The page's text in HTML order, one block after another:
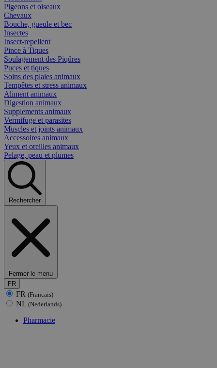
Pigeons et oiseaux
Chevaux
Bouche, gueule et bec
Insectes
Insect-repellent
Pince à Tiques
Soulagement des Piqûres
Puces et tiques
Soins des plaies animaux
Tempêtes et stress animaux
Aliment animaux
Digestion animaux
Supplements animaux
Vermifuge et parasites
Muscles et joints animaux
Accessoires animaux
Yeux et oreilles animaux
Pelage, peau et plumes
Rechercher
Fermer le menu
FR
FR (Francais)
NL (Nederlands)
Pharmacie